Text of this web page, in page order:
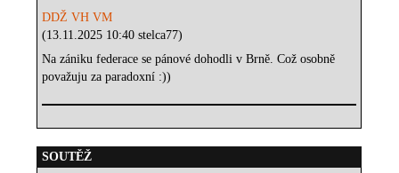
DDŽ VH VM
(13.11.2025 10:40 stelca77)
Na zániku federace se pánové dohodli v Brně. Což osobně
považuju za paradoxní :))
SOUTĚŽ